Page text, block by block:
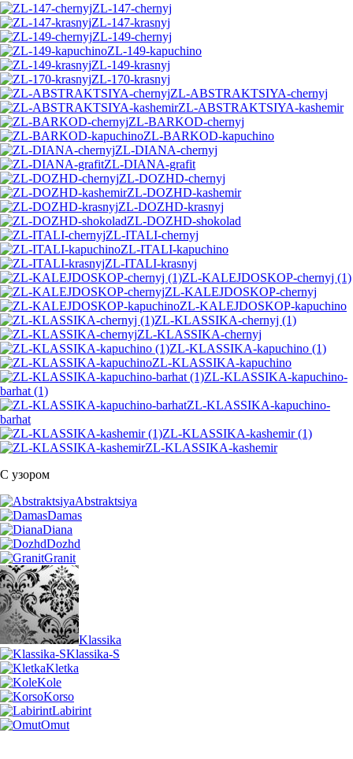
ZL-147-chernyj
ZL-147-krasnyj
ZL-149-chernyj
ZL-149-kapuchino
ZL-149-krasnyj
ZL-170-krasnyj
ZL-ABSTRAKTSIYA-chernyj
ZL-ABSTRAKTSIYA-kashemir
ZL-BARKOD-chernyj
ZL-BARKOD-kapuchino
ZL-DIANA-chernyj
ZL-DIANA-grafit
ZL-DOZHD-chernyj
ZL-DOZHD-kashemir
ZL-DOZHD-krasnyj
ZL-DOZHD-shokolad
ZL-ITALI-chernyj
ZL-ITALI-kapuchino
ZL-ITALI-krasnyj
ZL-KALEJDOSKOP-chernyj (1)
ZL-KALEJDOSKOP-chernyj
ZL-KALEJDOSKOP-kapuchino
ZL-KLASSIKA-chernyj (1)
ZL-KLASSIKA-chernyj
ZL-KLASSIKA-kapuchino (1)
ZL-KLASSIKA-kapuchino
ZL-KLASSIKA-kapuchino-
barhat (1)
ZL-KLASSIKA-kapuchino-
barhat
ZL-KLASSIKA-kashemir (1)
ZL-KLASSIKA-kashemir
С узором
Abstraktsiya
Damas
Diana
Dozhd
Granit
Klassika
Klassika-S
Kletka
Kole
Korso
Labirint
Omut